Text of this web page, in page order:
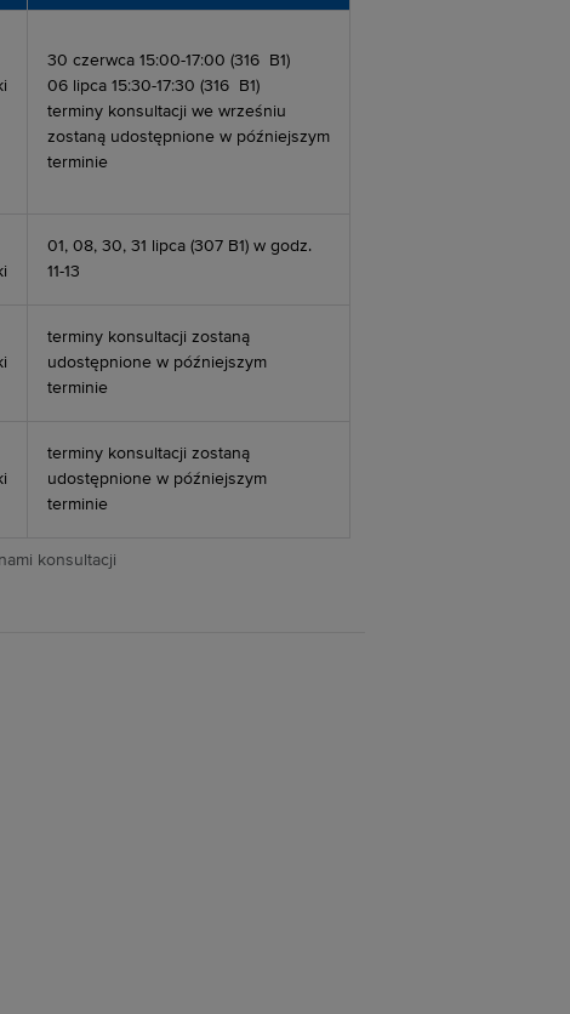
konsultacji
30 czerwca 15:00-17:00 (316 B1)
06 lipca 15:30-17:30 (316 B1)
terminy konsultacji we wrześniu
zostaną udostępnione w późniejszym
terminie
01, 08, 30, 31 lipca (307 B1) w godz.
11-13
terminy konsultacji zostaną
udostępnione w późniejszym
terminie
terminy konsultacji zostaną
udostępnione w późniejszym
terminie